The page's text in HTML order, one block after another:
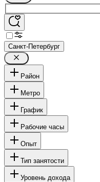
Санкт-Петербург
Район
Метро
График
Рабочие часы
Опыт
Тип занятости
Уровень дохода